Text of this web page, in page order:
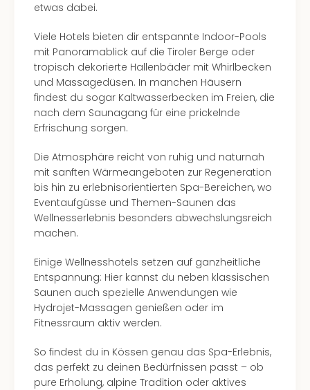
etwas dabei.
Viele Hotels bieten dir entspannte Indoor-Pools
mit Panoramablick auf die Tiroler Berge oder
tropisch dekorierte Hallenbäder mit Whirlbecken
und Massagedüsen. In manchen Häusern
findest du sogar Kaltwasserbecken im Freien, die
nach dem Saunagang für eine prickelnde
Erfrischung sorgen.
Die Atmosphäre reicht von ruhig und naturnah
mit sanften Wärmeangeboten zur Regeneration
bis hin zu erlebnisorientierten Spa-Bereichen, wo
Eventaufgüsse und Themen-Saunen das
Wellnesserlebnis besonders abwechslungsreich
machen.
Einige Wellnesshotels setzen auf ganzheitliche
Entspannung: Hier kannst du neben klassischen
Saunen auch spezielle Anwendungen wie
Hydrojet-Massagen genießen oder im
Fitnessraum aktiv werden.
So findest du in Kössen genau das Spa-Erlebnis,
das perfekt zu deinen Bedürfnissen passt – ob
pure Erholung, alpine Tradition oder aktives